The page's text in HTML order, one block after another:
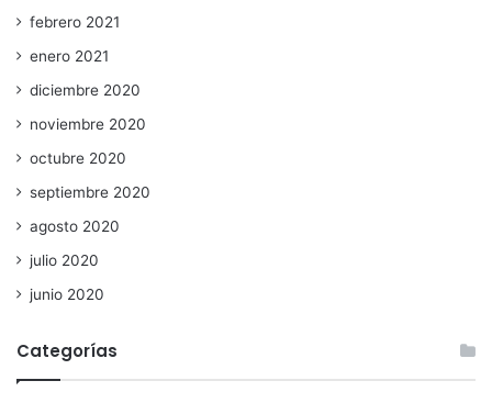
febrero 2021
enero 2021
diciembre 2020
noviembre 2020
octubre 2020
septiembre 2020
agosto 2020
julio 2020
junio 2020
Categorías